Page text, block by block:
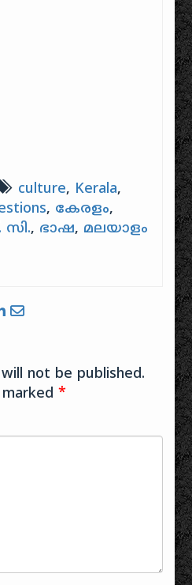
culture, Kerala,
, കേരളം,
സി., ഭാഷ, മലയാളം
not be published.
marked*